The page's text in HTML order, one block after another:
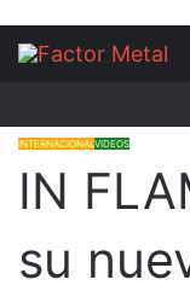
INTERNACIONALVIDEOS
IN
su